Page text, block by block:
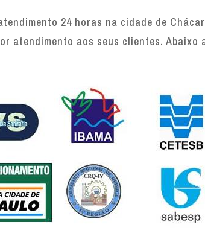
24 horas na cidade de
atendimento aos seus clientes. Abaixo